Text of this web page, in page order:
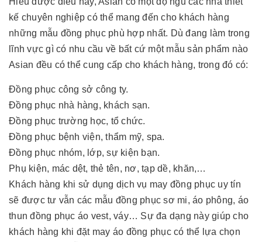
kế chuyên nghiệp có thể mang đến cho khách hàng
những mẫu đồng phục phù hợp nhất. Dù đang làm trong
lĩnh vực gì có nhu cầu về bất cứ một mẫu sản phẩm nào
Asian đều có thể cung cấp cho khách hàng, trong đó có:
Đồng phục công sở công ty.
Đồng phục nhà hàng, khách sạn.
Đồng phục trường học, tổ chức.
Đồng phục bệnh viện, thẩm mỹ, spa.
Đồng phục nhóm, lớp, sự kiện bạn.
Phụ kiện, mác dệt, thẻ tên, nơ, tạp dề, khăn,…
Khách hàng khi sử dụng dịch vụ may đồng phục uy tín
sẽ được tư vẫn các mẫu đồng phục sơ mi, áo phông, áo
thun đồng phục áo vest, váy… Sự đa dạng này giúp cho
khách hàng khi đặt may áo đồng phục có thể lựa chọn